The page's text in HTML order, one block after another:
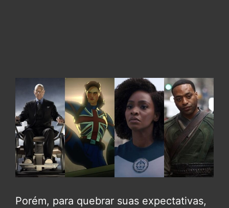
Porém, para quebrar suas expectativas,